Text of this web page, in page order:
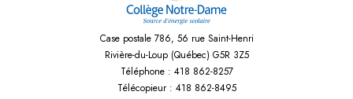
Case postale 786, 56 rue Saint-Henri
Rivière-du-Loup (Québec) G5R 3Z5
Téléphone : 418 862-8257
Télécopieur : 418 862-8495